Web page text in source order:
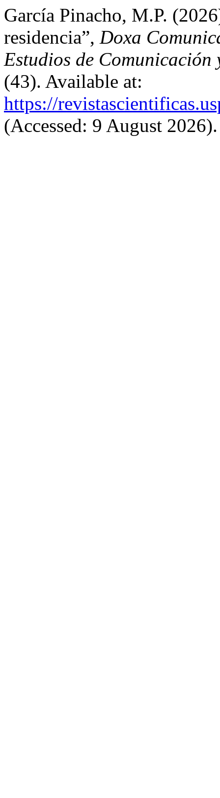
García Pinacho, M.P.
residencia”, Doxa
Estudios de Comunicación
(43). Available at:
https://
(Accessed: 9 August 2026).